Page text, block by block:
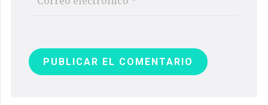
PUBLICAR EL COMENTARIO